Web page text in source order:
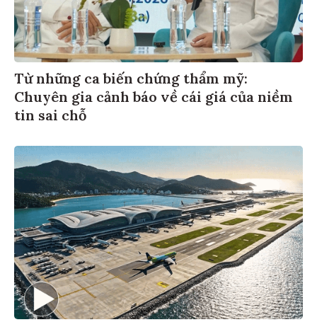
Từ những ca biến chứng thẩm mỹ:
Chuyên gia cảnh báo về cái giá của niềm
tin sai chỗ